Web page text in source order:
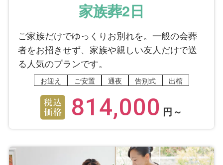
家族葬2日
ご家族だけでゆっくりお別れを。一般の会葬
者をお招きせず、家族や親しい友人だけで送
る人気のプランです。
お迎え ご安置 通夜 告別式 出棺
814,000 円～